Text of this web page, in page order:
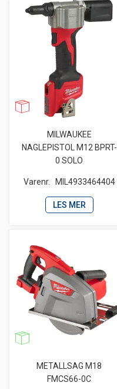
MILWAUKEE
NAGLEPISTOL M12 BPRT-
0 SOLO
Varenr. MIL4933464404
LES MER
METALLSAG M18
FMCS66-0C